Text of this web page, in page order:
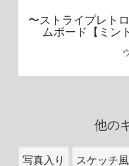
〜ストライプレト
ムボード【ミン
他の
写真入り スケッチ風